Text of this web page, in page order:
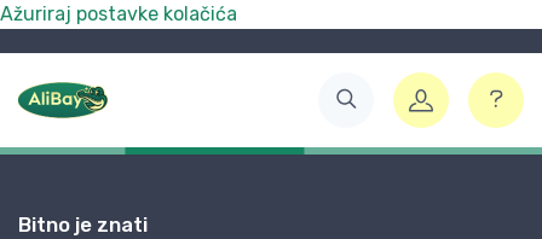
Ažuriraj postavke kolačića
Bitno je znati